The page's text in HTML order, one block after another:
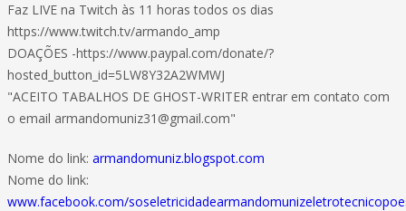
Faz LIVE na Twitch às 11 horas todos os dias
https://www.twitch.tv/armando_amp
DOAÇÕES -https://www.paypal.com/donate/?
hosted_button_id=5LW8Y32A2WMWJ
"ACEITO TABALHOS DE GHOST-WRITER entrar em contato com
o email armandomuniz31@gmail.com"
Nome do link: armandomuniz.blogspot.com
Nome do link:
www.facebook.com/